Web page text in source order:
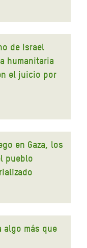
de Israel
humanitaria
el juicio por
en Gaza, los
pueblo
algo más que